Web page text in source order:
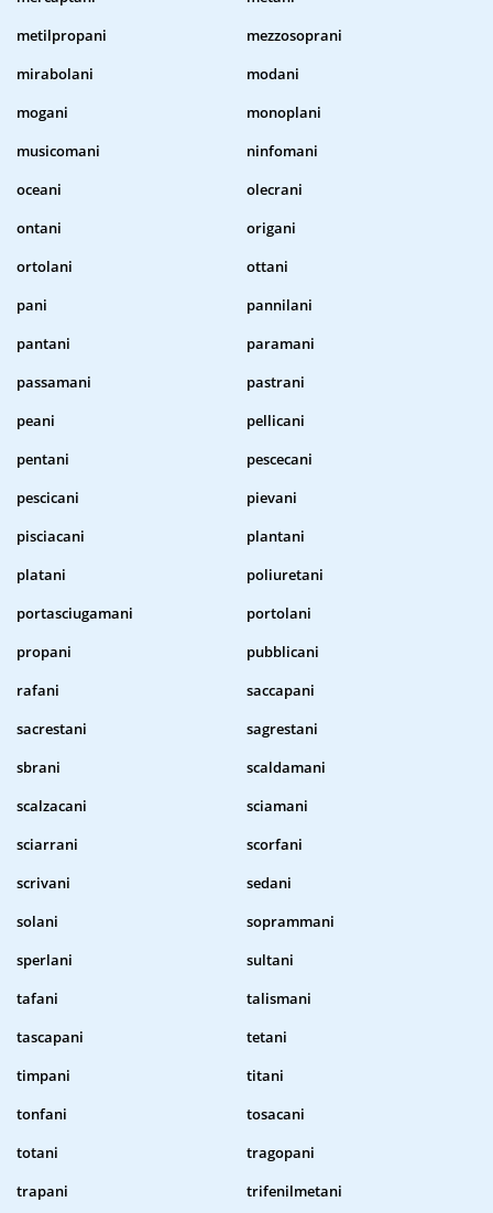
metilpropani
mezzosoprani
mirabolani
modani
mogani
monoplani
musicomani
ninfomani
oceani
olecrani
ontani
origani
ortolani
ottani
pani
pannilani
pantani
paramani
passamani
pastrani
peani
pellicani
pentani
pescecani
pescicani
pievani
pisciacani
plantani
platani
poliuretani
portasciugamani
portolani
propani
pubblicani
rafani
saccapani
sacrestani
sagrestani
sbrani
scaldamani
scalzacani
sciamani
sciarrani
scorfani
scrivani
sedani
solani
soprammani
sperlani
sultani
tafani
talismani
tascapani
tetani
timpani
titani
tonfani
tosacani
totani
tragopani
trapani
trifenilmetani